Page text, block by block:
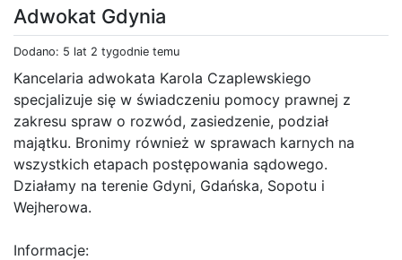
Adwokat Gdynia
Dodano: 5 lat 2 tygodnie temu
Kancelaria adwokata Karola Czaplewskiego
specjalizuje się w świadczeniu pomocy prawnej z
zakresu spraw o rozwód, zasiedzenie, podział
majątku. Bronimy również w sprawach karnych na
wszystkich etapach postępowania sądowego.
Działamy na terenie Gdyni, Gdańska, Sopotu i
Wejherowa.
Informacje: